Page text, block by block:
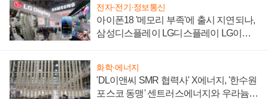
전자·전기·정보통신
아이폰18 '메모리 부족'에 출시 지연되나,
삼성디스플레이 LG디스플레이 LG이노
화학·에너지
'DL이앤씨 SMR 협력사' X에너지, '한수원
포스코 동맹' 센트러스에너지와 우라늄